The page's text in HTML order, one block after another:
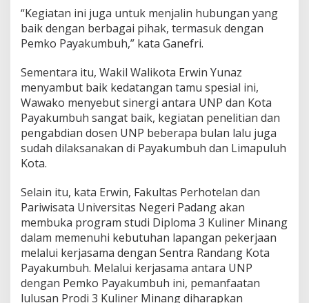
n
g
u
r
s
A
l
u
m
n
i
P
“Kegiatan ini juga untuk menjalin hubungan yang
baik dengan berbagai pihak, termasuk dengan
Pemko Payakumbuh,” kata Ganefri.
Sementara itu, Wakil Walikota Erwin Yunaz
menyambut baik kedatangan tamu spesial ini,
Wawako menyebut sinergi antara UNP dan Kota
Payakumbuh sangat baik, kegiatan penelitian dan
pengabdian dosen UNP beberapa bulan lalu juga
sudah dilaksanakan di Payakumbuh dan Limapuluh
Kota.
Selain itu, kata Erwin, Fakultas Perhotelan dan
Pariwisata Universitas Negeri Padang akan
membuka program studi Diploma 3 Kuliner Minang
dalam memenuhi kebutuhan lapangan pekerjaan
melalui kerjasama dengan Sentra Randang Kota
Payakumbuh. Melalui kerjasama antara UNP
dengan Pemko Payakumbuh ini, pemanfaatan
lulusan Prodi 3 Kuliner Minang diharapkan